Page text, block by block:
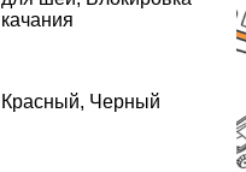
качания
Красный, Черный